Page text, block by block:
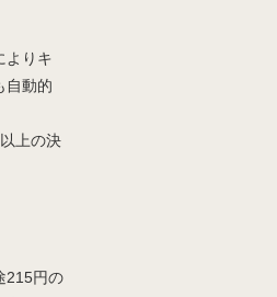
よりキ
自動的
上の決
215円の